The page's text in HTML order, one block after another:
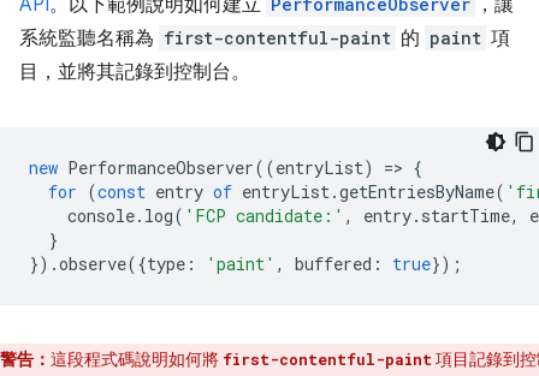
API。以下範例說明如何建立 PerformanceObserver ，讓
系統監聽名稱為 first-contentful-paint 的 paint 項
目，並將其記錄到控制台。
new PerformanceObserver((entryList) => {
for (const entry of entryList.getEntriesByName(
console. log( 'FCP candidate:' , entry. startTime,
}
}).observe({type : 'paint' , buffered : true});
警告： 這段程式碼說明如何將 first-contentful-paint項目記錄到